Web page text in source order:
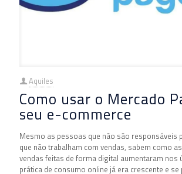
Aquiles
Como usar o Mercado
seu e-commerce
Mesmo as pessoas que não são responsáveis
que não trabalham com vendas, sabem como
vendas feitas de forma digital aumentaram nos
prática de consumo online já era crescente e